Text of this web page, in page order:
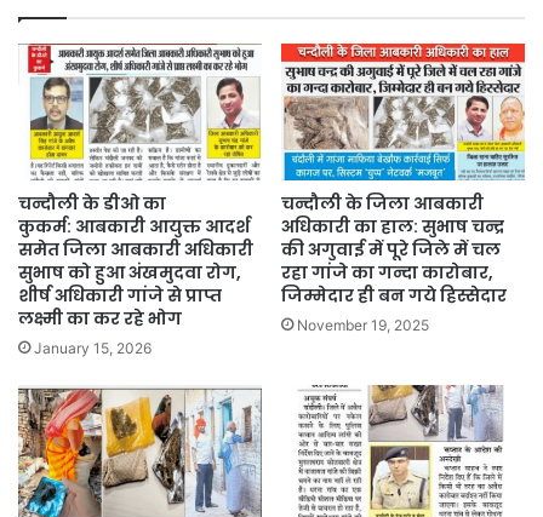
चन्दौली के डीओ का
कुकर्म: आबकारी आयुक्त आदर्श
समेत जिला आबकारी अधिकारी
सुभाष को हुआ अंखमुदवा रोग,
शीर्ष अधिकारी गांजे से प्राप्त
लक्ष्मी का कर रहे भोग
January 15, 2026
चन्दौली के जिला आबकारी
अधिकारी का हाल: सुभाष चन्द्र
की अगुवाई में पूरे जिले में चल
रहा गांजे का गन्दा कारोबार,
जिम्मेदार ही बन गये हिस्सेदार
November 19, 2025